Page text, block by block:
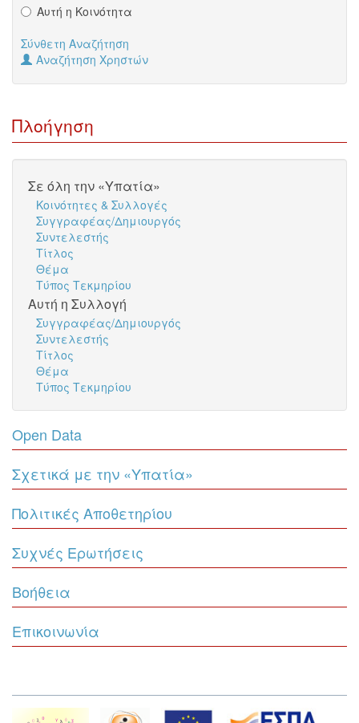
Αυτή η Κοινότητα
Σύνθετη Αναζήτηση
Αναζήτηση Χρηστών
Πλοήγηση
Σε όλη την «Υπατία»
Κοινότητες & Συλλογές
Συγγραφέας/Δημιουργός
Συντελεστής
Τίτλος
Θέμα
Τύπος Τεκμηρίου
Αυτή η Συλλογή
Συγγραφέας/Δημιουργός
Συντελεστής
Τίτλος
Θέμα
Τύπος Τεκμηρίου
Open Data
Σχετικά με την «Υπατία»
Πολιτικές Αποθετηρίου
Συχνές Ερωτήσεις
Βοήθεια
Επικοινωνία